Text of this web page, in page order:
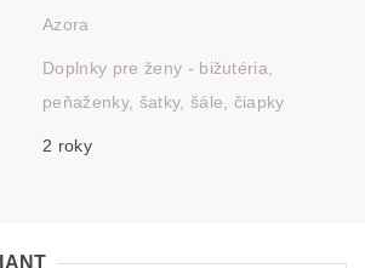
Azora
Doplnky pre ženy - bižutéria,
peňaženky, šatky, šále, čiapky
2 roky